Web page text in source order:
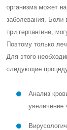
организма может
заболевания. Боли
при герпангине,
Поэтому только
Для этого
следующие
Анализ
увеличение